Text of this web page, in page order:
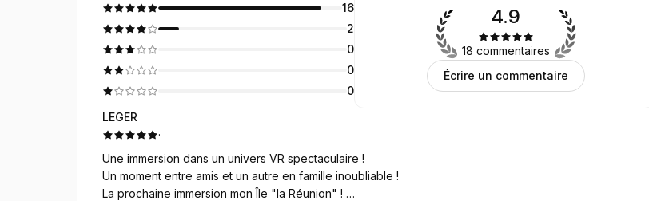
16
2
0
0
0
4.9
18 commentaires
Écrire un commentaire
LEGER
·
Une immersion dans un univers VR spectaculaire !
Un moment entre amis et un autre en famille inoubliable !
La prochaine immersion mon Île "la Réunion" !